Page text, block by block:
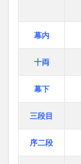
幕内
十両
幕下
三段目
序二段